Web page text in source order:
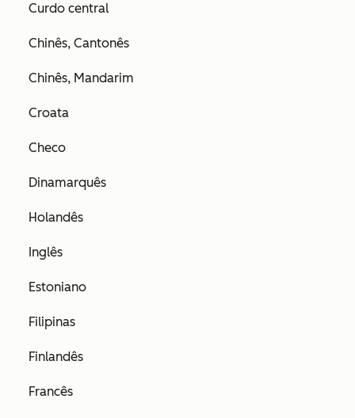
Curdo central
Chinês, Cantonês
Chinês, Mandarim
Croata
Checo
Dinamarquês
Holandês
Inglês
Estoniano
Filipinas
Finlandês
Francês